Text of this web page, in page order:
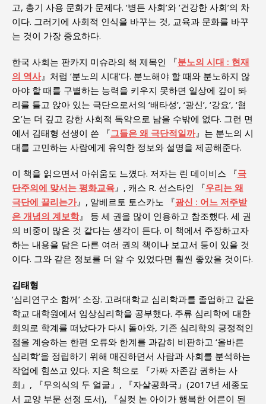
고, 총기 사용 문화가 문제다. ‘병든 사회’와 ‘건강한 사회’의 차
이다. 그러기에 사회적 인식을 바꾸는 것, 교육과 문화를 바꾸
는 것이 가장 중요하다.
한국 사회는 판카지 미슈라의 책 제목인 『분노의 시대 : 현재
의 역사』처럼 ‘분노의 시대’다. 분노해야 할 때와 분노하지 않
아야 할 때를 구별하는 능력을 키우지 못하면 일상에 깊이 똬
리를 틀고 앉아 있는 극단으로서의 ‘배타성’, ‘광신’, ‘강요’, ‘혐
오’는 더 깊고 강한 사회적 독약으로 남을 수밖에 없다. 그런 면
에서 김태형 선생이 쓴 『그들은 왜 극단적일까』는 분노의 시
대를 고민하는 사람에게 유익한 정보와 설명을 제공해준다.
이 책을 읽으면서 아쉬움도 느꼈다. 저자는 린 데이비스 『극
단주의에 맞서는 평화교육』, 캐스 R. 선스타인 『우리는 왜
극단에 끌리는가』, 알베르토 토스카노 『광신 : 어느 저주받
은 개념의 계보학』 등 세 권을 많이 인용하고 참조했다. 세 권
의 비중이 많은 것 같다는 생각이 든다. 이 책에서 주장하고자
하는 내용을 담은 다른 여러 권의 책이나 보고서 등이 있을 것
이다. 그와 같은 정보를 더 알 수 있었다면 훨씬 좋았을 것이다.
김태형
‘심리연구소 함께’ 소장. 고려대학교 심리학과를 졸업하고 같은
학교 대학원에서 임상심리학을 공부했다. 주류 심리학에 대한
회의로 학계를 떠났다가 다시 돌아와, 기존 심리학의 긍정적인
점을 계승하는 한편 오류와 한계를 과감히 비판하고 ‘올바른
심리학’을 정립하기 위해 매진하면서 사람과 사회를 분석하는
작업에 힘쓰고 있다. 지은 책으로 『가짜 자존감 권하는 사
회』, 『무의식의 두 얼굴』, 『자살공화국』(2017년 세종도
서 교양 부문 선정 도서), 『실컷 논 아이가 행복한 어른이 된